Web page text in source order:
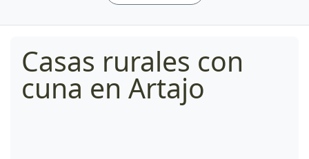
Casas rurales con
cuna en Artajo